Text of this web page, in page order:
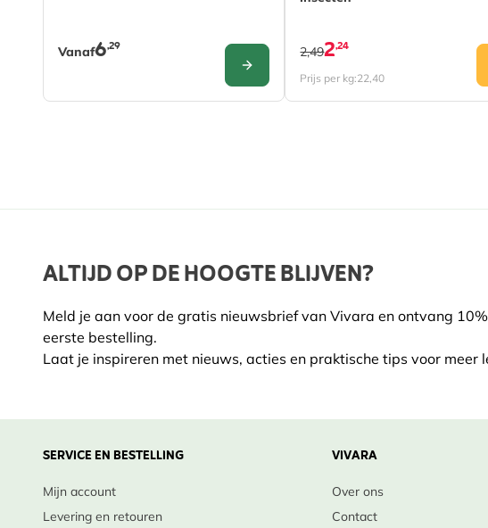
Vanaf6,29
CONFIGURE
2,24
2,49
Prijs per kg:22,40
ALTIJD OP DE HOOGTE BLIJVEN?
Meld je aan voor de gratis nieuwsbrief van Vivara en ontvang
eerste bestelling.
Laat je inspireren met nieuws, acties en praktische tips voor meer
SERVICE EN BESTELLING
Mijn account
Levering en retouren
VIVARA
Over ons
Contact